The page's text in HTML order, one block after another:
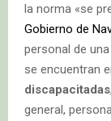
la norma «se
Gobierno de
personal de
se encuentran
discapacitadas
general,